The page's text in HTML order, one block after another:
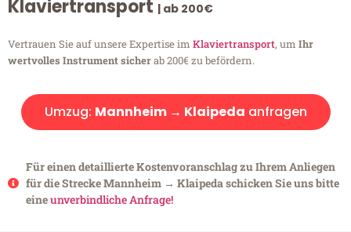
Klaviertransport | ab 200€
Vertrauen Sie auf unsere Expertise im Klaviertransport, um Ihr
wertvolles Instrument sicherab 200€ zu befördern.
Umzug: Mannheim → Klaipeda anfragen
Für einen detaillierte Kostenvoranschlag zu Ihrem Anliegen
für die Strecke Mannheim → Klaipeda schicken Sie uns bitte
eineunverbindliche Anfrage!